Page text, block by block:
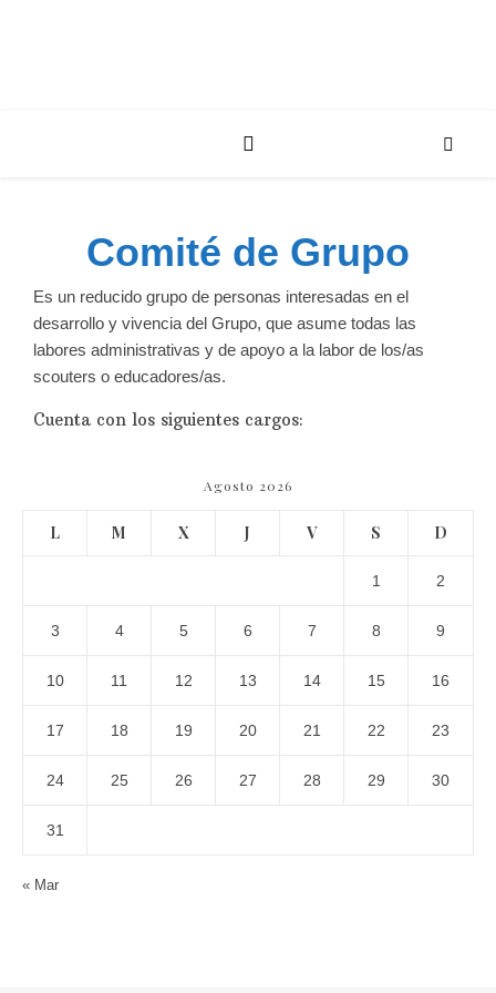
Comité de Grupo
Es un reducido grupo de personas interesadas en el
desarrollo y vivencia del Grupo, que asume todas las
labores administrativas y de apoyo a la labor de los/as
scouters o educadores/as.
Cuenta con los siguientes cargos:
Agosto 2026
L M X J V S D
1 2
3 4 5 6 7 8 9
10 11 12 13 14 15 16
17 18 19 20 21 22 23
24 25 26 27 28 29 30
31
« Mar